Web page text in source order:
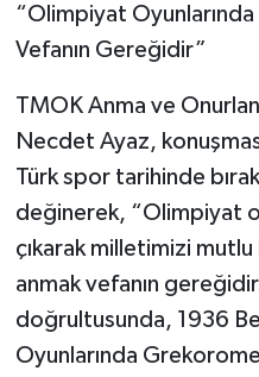
“Olimpiyat Oyunlarında
Vefanın Gereğidir”
TMOK Anma ve
Necdet Ayaz,
Türk spor tarihinde
değinerek, “Olimpiyat
çıkarak milletimizi mutlu
anmak vefanın
doğrultusunda, 1936
Oyunlarında